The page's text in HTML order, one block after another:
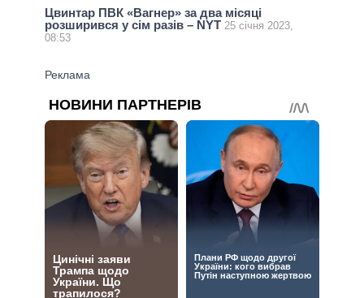
Цвинтар ПВК «Вагнер» за два місяці
розширився у сім разів – NYT 25 січня 2023,
08:53